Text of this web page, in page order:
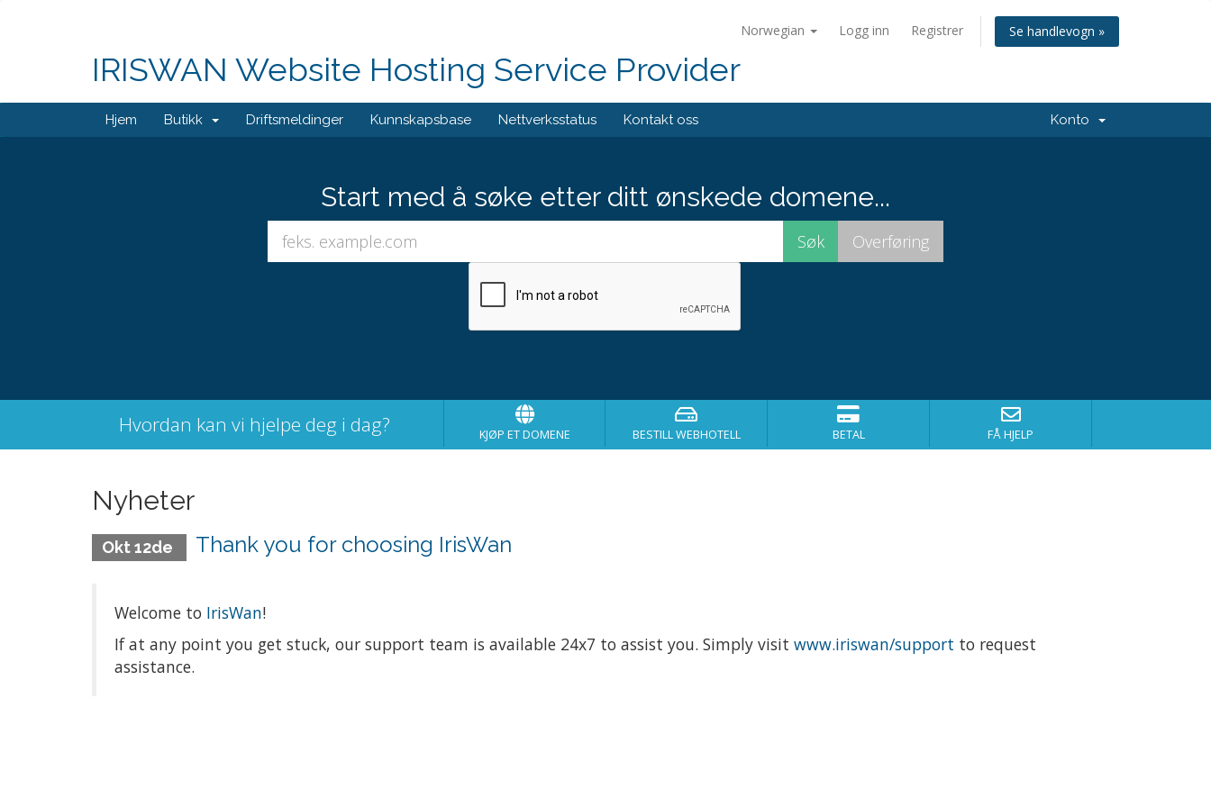
Norwegian Logg inn Registrer Se handlevogn »
IRISWAN Website Hosting Service Provider
Hjem Butikk Driftsmeldinger Kunnskapsbase Nettverksstatus Kontakt oss Konto
Start med å søke etter ditt ønskede domene...
Hvordan kan vi hjelpe deg i dag? KJØP ET DOMENE BESTILL WEBHOTELL BETAL FÅ HJELP
Nyheter
Okt 12de Thank you for choosing IrisWan
Welcome to IrisWan!
If at any point you get stuck, our support team is available 24x7 to assist you. Simply visit www.iriswan/support to request
assistance.